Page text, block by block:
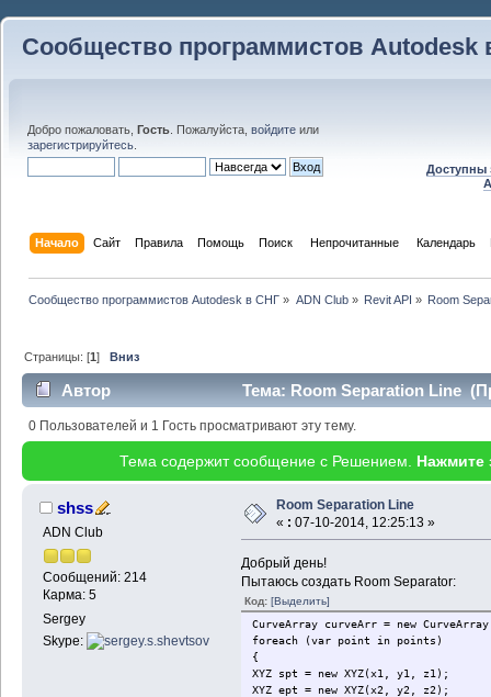
Сообщество программистов Autodesk
Добро пожаловать, Гость . Пожалуйста, войдите или
зарегистрируйтесь
Доступны
Начало Сайт Правила Помощь Поиск Непрочитанные Календарь
Сообщество программистов Autodesk в СНГ » ADN Club» Revit API » Room
Страницы: [1]Вниз
Автор Тема: Room Separation Line
0 Пользователей и 1 Гость просматривают эту тему.
Тема содержит сообщение с Решением. Нажмите
shss
ADN Club
Сообщений: 214
Карма: 5
Sergey
Skype:
Room Separation Line
« : 07-10-2014, 12:25:13 »
Добрый день!
Пытаюсь создать Room Separator:
Код: [Выделить]
CurveArray curveArr = new
foreach (var point in points)
{
XYZ spt = new XYZ(x1, y1, z1);
XYZ ept = new XYZ(x2, y2, z2);